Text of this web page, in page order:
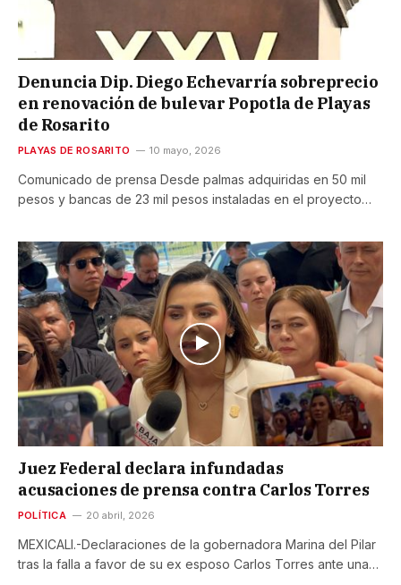
Denuncia Dip. Diego Echevarría sobreprecio
en renovación de bulevar Popotla de Playas
de Rosarito
PLAYAS DE ROSARITO 10 mayo, 2026
Comunicado de prensa Desde palmas adquiridas en 50 mil
pesos y bancas de 23 mil pesos instaladas en el proyecto…
Juez Federal declara infundadas
acusaciones de prensa contra Carlos Torres
POLÍTICA 20 abril, 2026
MEXICALI.-Declaraciones de la gobernadora Marina del Pilar
tras la falla a favor de su ex esposo Carlos Torres ante una…